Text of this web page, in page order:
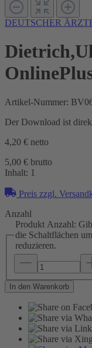
DEUTSCHER
Artikel-Nummer:
Der Download ist
4,20 € netto
5,00 € brutto
Inhalt: 1
Preis zzgl.
Anzahl
Produkt Anzahl:
die Schaltflächen
reduzieren.
In den Warenkorb